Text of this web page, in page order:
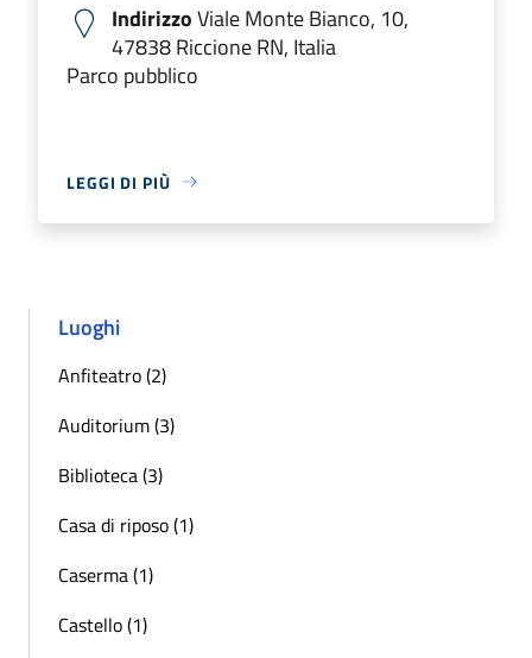
IndirizzoViale Monte Bianco, 10,
47838 Riccione RN, Italia
Parco pubblico
LEGGI DI PIÙ
Luoghi
Anfiteatro (2)
Auditorium (3)
Biblioteca (3)
Casa di riposo (1)
Caserma (1)
Castello (1)